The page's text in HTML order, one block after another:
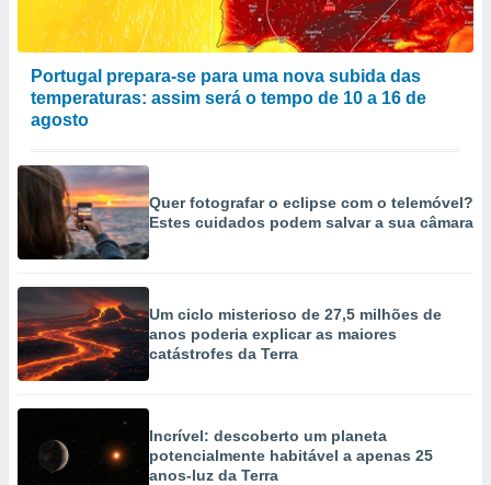
Portugal prepara-se para uma nova subida das
temperaturas: assim será o tempo de 10 a 16 de
agosto
Quer fotografar o eclipse com o telemóvel?
Estes cuidados podem salvar a sua câmara
Um ciclo misterioso de 27,5 milhões de
anos poderia explicar as maiores
catástrofes da Terra
Incrível: descoberto um planeta
potencialmente habitável a apenas 25
anos-luz da Terra